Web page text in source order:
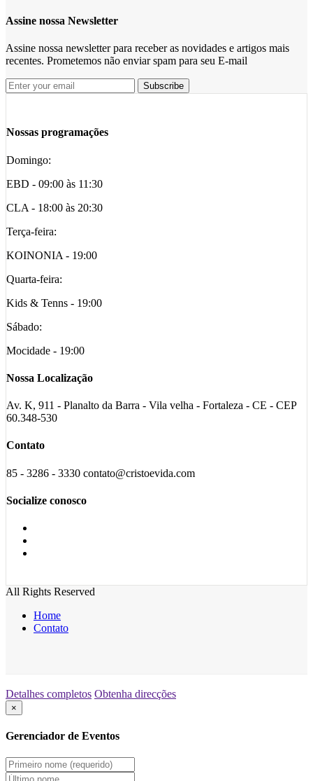
Assine nossa Newsletter
Assine nossa newsletter para receber as novidades e artigos mais
recentes. Prometemos não enviar spam para seu E-mail
Nossas programações
Domingo:
EBD - 09:00 às 11:30
CLA - 18:00 às 20:30
Terça-feira:
KOINONIA - 19:00
Quarta-feira:
Kids & Tenns - 19:00
Sábado:
Mocidade - 19:00
Nossa Localização
Av. K, 911 - Planalto da Barra - Vila velha - Fortaleza - CE - CEP
60.348-530
Contato
85 - 3286 - 3330 contato@cristoevida.com
Socialize conosco
All Rights Reserved
Home
Contato
Detalhes completos Obtenha direcções
×
Gerenciador de Eventos